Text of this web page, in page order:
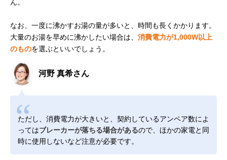
ん。
なお、一度に沸かすお湯の量が多いと、時間も長くかかります。
大量のお湯を早めに沸かしたい場合は、 消費電力が1,000W以上
のものを選ぶといいでしょう。
河野 真希さん
ただし、消費電力が大きいと、契約しているアンペア数によ
ってはブレーカーが落ちる場合があるので、ほかの家電と同
時に使用しないなど注意が必要です。